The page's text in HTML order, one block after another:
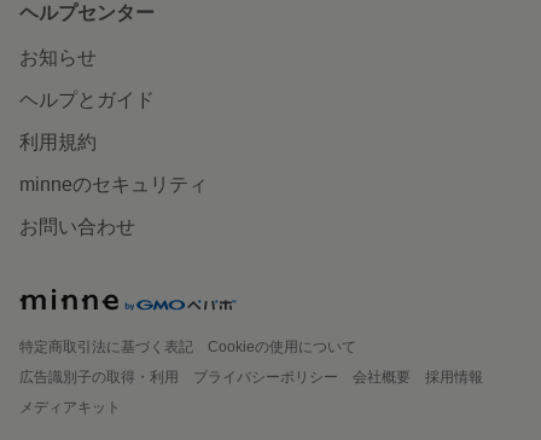
ヘルプセンター
お知らせ
ヘルプとガイド
利用規約
minneのセキュリティ
お問い合わせ
特定商取引法に基づく表記
Cookieの使用について
広告識別子の取得・利用
プライバシーポリシー 会社概要
採用情報
メディアキット